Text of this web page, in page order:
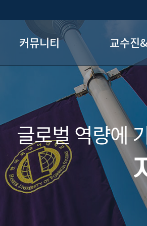
커뮤니티
자료실
사진첩
교수진
교
글로벌 역량에